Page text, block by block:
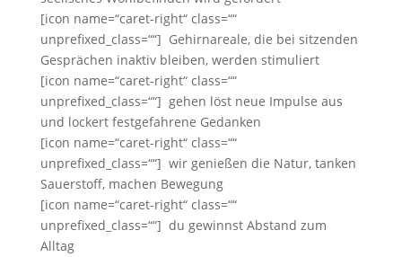
[icon name=“caret-right“ class=““
unprefixed_class=““] Gehirnareale, die bei sitzenden
Gesprächen inaktiv bleiben, werden stimuliert
[icon name=“caret-right“ class=““
unprefixed_class=““] gehen löst neue Impulse aus
und lockert festgefahrene Gedanken
[icon name=“caret-right“ class=““
unprefixed_class=““] wir genießen die Natur, tanken
Sauerstoff, machen Bewegung
[icon name=“caret-right“ class=““
unprefixed_class=““] du gewinnst Abstand zum
Alltag